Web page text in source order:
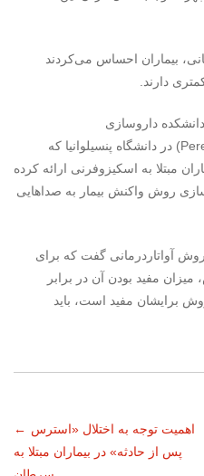
بیماران احساس می‌کردند
دارند.
داروسازی
در دانشگاه پنسیلوانیا که
مبتلا به اسکیزوفرنی ارائه کرده
روش واکنش بیمار به صداهایی
آواتاردرمانی گفت که برای
مفید بودن آن در برابر
برایشان مفید است، باید
← اهمیت توجه به اختلال «استرس
پس از حادثه» در بیماران مبتلا به